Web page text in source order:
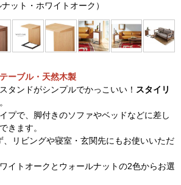
ット・ホワイトオーク）
ーブル・天然木製
タンドがシンプルでかっこいい！ スタイリ
。
プで、脚付きのソファやベッドなどに差し
きます。
リビングや寝室・玄関先にもお使いいただ
イトオークとウォールナットの2色からお選